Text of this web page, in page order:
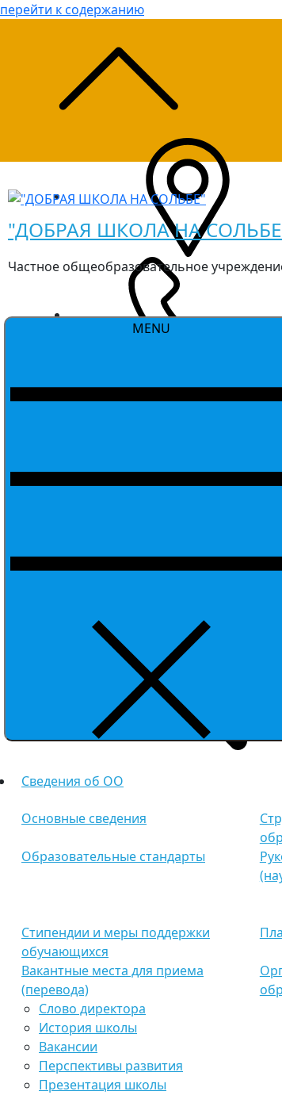
перейти к содержанию
Search for:
"ДОБРАЯ ШКОЛА НА
Частное общеобразовательное
MENU
Сведения об ОО
Основные сведения
Образовательные стандарты
Стипендии и меры поддержки
обучающихся
Вакантные места для приема
(перевода)
Слово директора
История школы
Вакансии
Перспективы развития
Презентация школы